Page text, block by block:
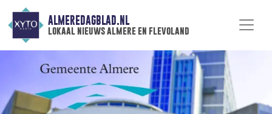
ALMEREDAGBLAD.NL
lokaal nieuws almere en flevoland